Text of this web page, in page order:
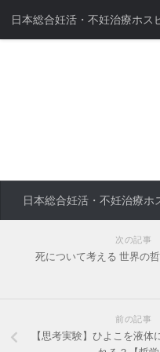
日本総合妊活・不妊治療ホス
日本総合妊活・不妊治療ホ
次の記事
死について考える 世界の
前の記事
【思考実験】ひよこを液体